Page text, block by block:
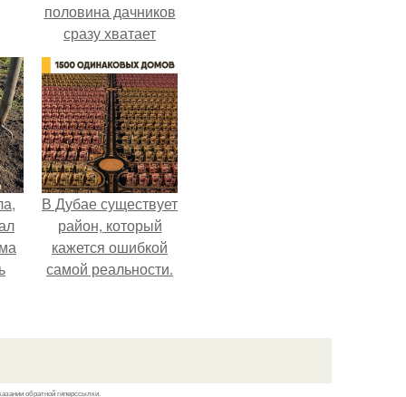
половина дачников
сразу хватает
В Дубае существует
район, который
кажется ошибкой
самой реальности.
обратной гиперссылки.